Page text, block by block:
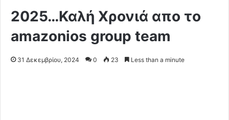
2025…Καλή Χρονιά απο το
amazonios group team
31 Δεκεμβρίου, 2024 0 23 Less than a minute